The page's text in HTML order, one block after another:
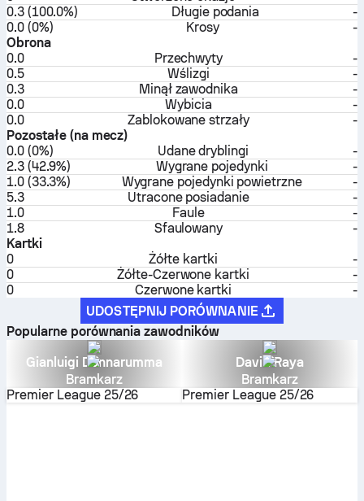
0.3 (100.0%)
Długie podania
-
0.0 (0%)
Krosy
-
Obrona
0.0
Przechwyty
-
0.5
Wślizgi
-
0.3
Minął zawodnika
-
0.0
Wybicia
-
0.0
Zablokowane strzały
-
Pozostałe (na mecz)
0.0 (0%)
Udane dryblingi
-
2.3 (42.9%)
Wygrane pojedynki
-
1.0 (33.3%)
Wygrane pojedynki powietrzne
-
5.3
Utracone posiadanie
-
1.0
Faule
-
1.8
Sfaulowany
-
Kartki
0
Żółte kartki
-
0
Żółte-Czerwone kartki
-
0
Czerwone kartki
-
UDOSTĘPNIJ PORÓWNANIE
Popularne porównania zawodników
Gianluigi Donnarumma
Bramkarz
Premier League 25/26
David Raya
Bramkarz
Premier League 25/26